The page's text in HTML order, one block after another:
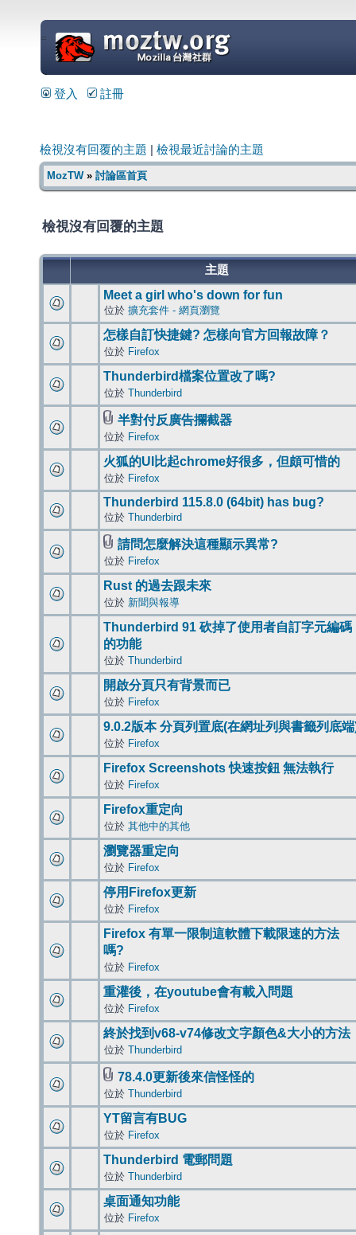
=
登入 註冊
檢視沒有回覆的主題 檢視最近討論的主題
MozTW» 討論區首頁
檢視沒有回覆的主題
主題
Meet a girl who's down for fun
位於 擴充套件 - 網頁瀏覽
怎樣自訂快捷鍵? 怎樣向官方回報故障？
位於 Firefox
Thunderbird檔案位置改了嗎?
位於 Thunderbird
半對付反廣告攔截器
位於 Firefox
火狐的UI比起chrome好很多，但頗可惜的
位於 Firefox
Thunderbird 115.8.0 (64bit) has bug?
位於 Thunderbird
請問怎麼解決這種顯示異常?
位於 Firefox
Rust 的過去跟未來
位於 新聞與報導
Thunderbird 91 砍掉了使用者自訂字元編碼
的功能
位於 Thunderbird
開啟分頁只有背景而已
位於 Firefox
9.0.2版本 分頁列置底(在網址列與書籤列底
位於 Firefox
Firefox Screenshots 快速按鈕 無法執行
位於 Firefox
Firefox重定向
位於 其他中的其他
瀏覽器重定向
位於 Firefox
停用Firefox更新
位於 Firefox
Firefox 有單一限制這軟體下載限速的方法
嗎?
位於 Firefox
重灌後，在youtube會有載入問題
位於 Firefox
終於找到v68-v74修改文字顏色&大小的方法
位於 Thunderbird
78.4.0更新後來信怪怪的
位於 Thunderbird
YT留言有BUG
位於 Firefox
Thunderbird 電郵問題
位於 Thunderbird
桌面通知功能
位於 Firefox